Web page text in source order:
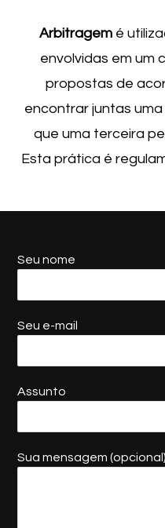
Arbitragemé
envolvidas em um
propostas de
encontrar juntas
que uma terceira
Esta prática é
Seu nome
Seu e-mail
Assunto
Sua mensagem (opcional)